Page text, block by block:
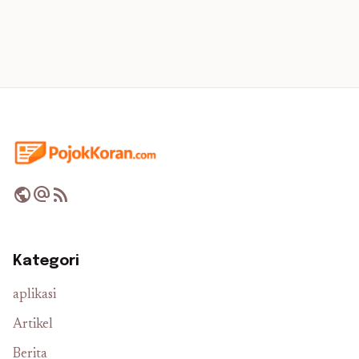
publicalternate_emailrss_feed
Kategori
aplikasi
Artikel
Berita